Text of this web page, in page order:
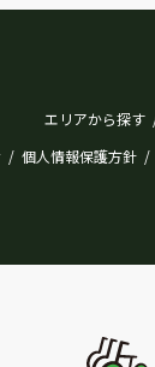
エリアから探す
/ 個人情報保護方針 /